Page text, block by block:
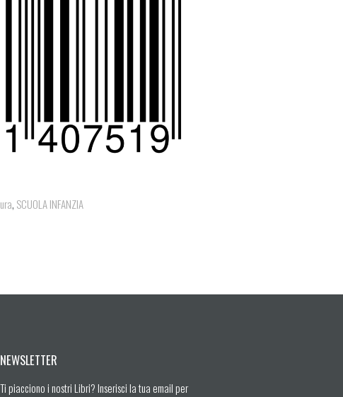
, SCUOLA INFANZIA
NEWSLETTER
Ti piacciono i nostri Libri? Inserisci la tua email per